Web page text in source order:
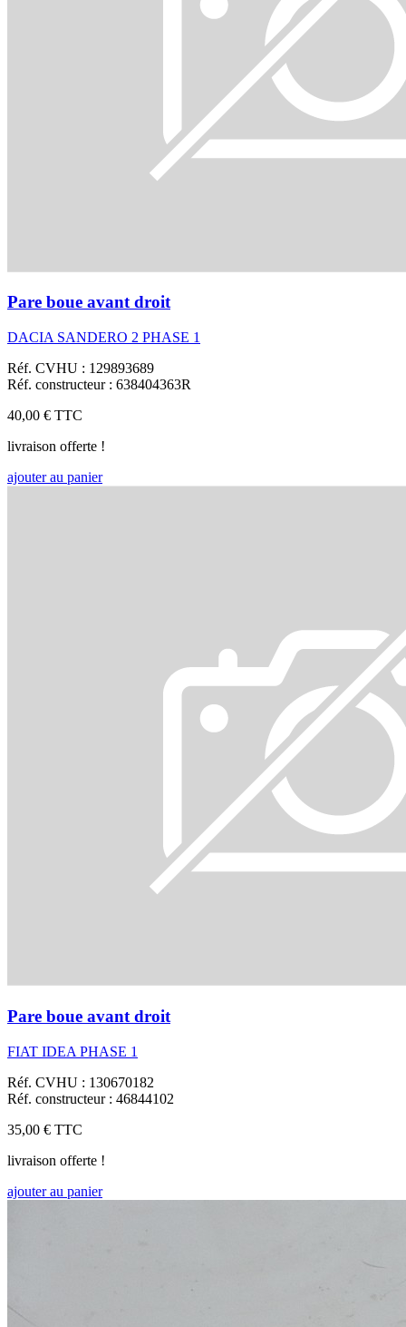
Pare boue avant droit
DACIA SANDERO 2 PHASE 1
Réf. CVHU : 129893689
Réf. constructeur : 638404363R
40,00 € TTC
livraison offerte !
ajouter au panier
Pare boue avant droit
FIAT IDEA PHASE 1
Réf. CVHU : 130670182
Réf. constructeur : 46844102
35,00 € TTC
livraison offerte !
ajouter au panier